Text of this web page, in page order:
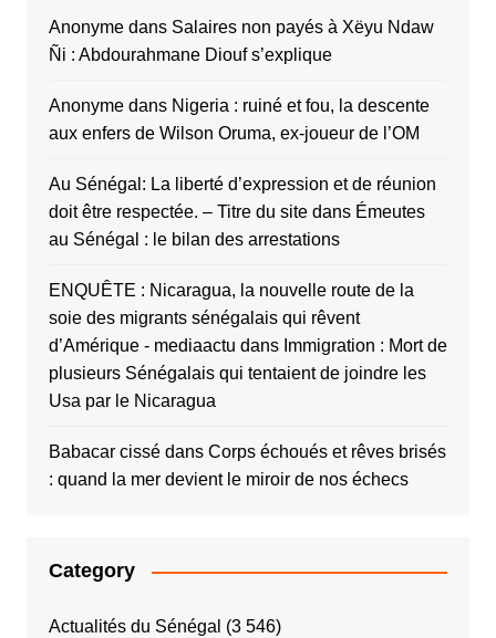
Anonymedans Salaires non payés à Xëyu Ndaw
Ñi : Abdourahmane Diouf s’explique
Anonymedans Nigeria : ruiné et fou, la descente
aux enfers de Wilson Oruma, ex-joueur de l’OM
Au Sénégal: La liberté d’expression et de réunion
doit être respectée. – Titre du sitedans Émeutes
au Sénégal : le bilan des arrestations
ENQUÊTE : Nicaragua, la nouvelle route de la
soie des migrants sénégalais qui rêvent
d’Amérique - mediaactu dans Immigration : Mort de
plusieurs Sénégalais qui tentaient de joindre les
Usa par le Nicaragua
Babacar cissédans Corps échoués et rêves brisés
: quand la mer devient le miroir de nos échecs
Category
Actualités du Sénégal (3 546)